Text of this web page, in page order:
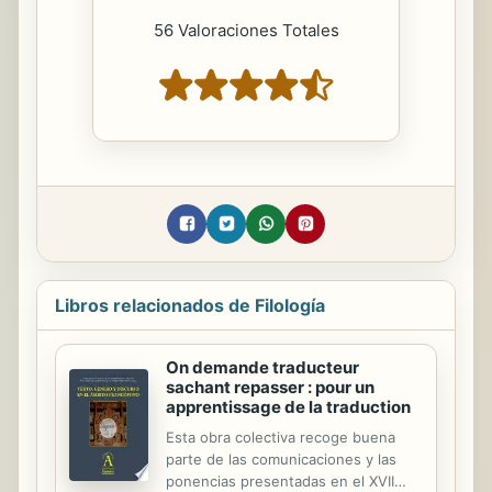
56 Valoraciones Totales
Libros relacionados de Filología
On demande traducteur
sachant repasser : pour un
apprentissage de la traduction
Esta obra colectiva recoge buena
parte de las comunicaciones y las
ponencias presentadas en el XVII